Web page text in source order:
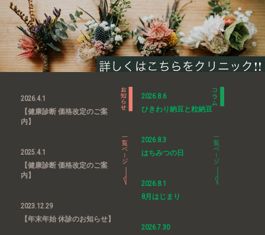
2026.4.1
【健康診断 価格改定のご案
内】
2025.4.1
【健康診断 価格改定のご案
内】
2023.12.29
【年末年始 休診のお知らせ】
2026.8.6
ひきわり納豆と粒納豆
2026.8.3
はちみつの日
2026.8.1
8月はじまり
2026.7.30